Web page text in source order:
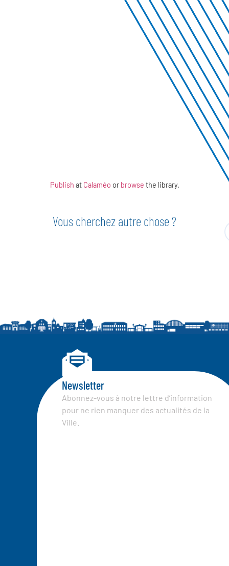
Publish at Calaméo or browse the library.
Vous cherchez autre chose ?
Newsletter
Abonnez-vous à notre lettre d’information
pour ne rien manquer des actualités de la
Ville.